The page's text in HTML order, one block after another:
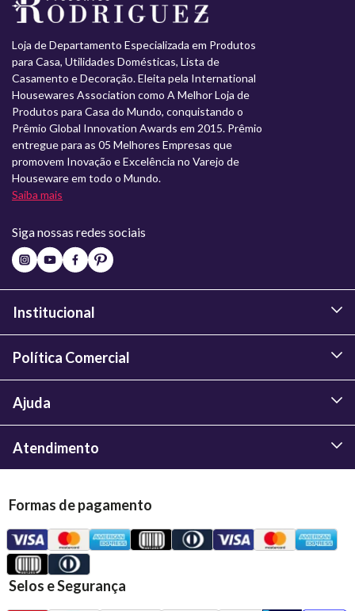
Loja de Departamento Especializada em Produtos
para Casa, Utilidades Domésticas, Lista de
Casamento e Decoração. Eleita pela International
Housewares Association como A Melhor Loja de
Produtos para Casa do Mundo, conquistando o
Prêmio Global Innovation Awards em 2015. Prêmio
entregue para as 05 Melhores Empresas que
promovem Inovação e Excelência no Varejo de
Houseware em todo o Mundo.
Saiba mais
Siga nossas redes sociais
Institucional
Política Comercial
Ajuda
Atendimento
Formas de pagamento
Selos e Segurança